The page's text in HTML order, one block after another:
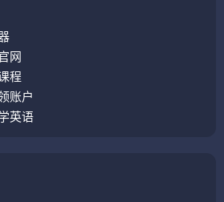
网
程
账户
英语